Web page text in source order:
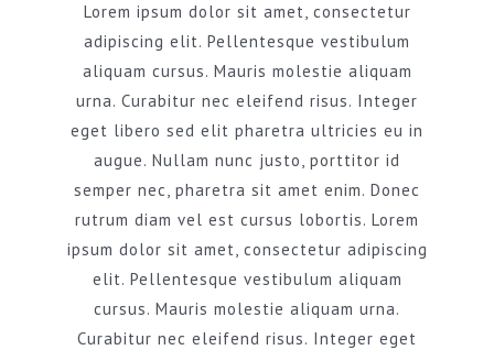
Lorem ipsum dolor sit amet, consectetur
adipiscing elit. Pellentesque vestibulum
aliquam cursus. Mauris molestie aliquam
urna. Curabitur nec eleifend risus. Integer
eget libero sed elit pharetra ultricies eu in
augue. Nullam nunc justo, porttitor id
semper nec, pharetra sit amet enim. Donec
rutrum diam vel est cursus lobortis. Lorem
ipsum dolor sit amet, consectetur adipiscing
elit. Pellentesque vestibulum aliquam
cursus. Mauris molestie aliquam urna.
Curabitur nec eleifend risus. Integer eget